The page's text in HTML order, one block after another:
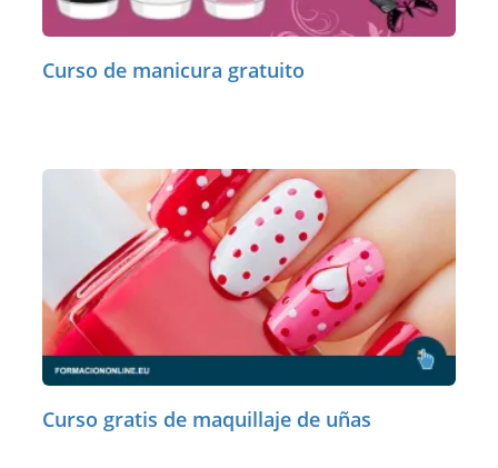
Curso de manicura gratuito
Curso gratis de maquillaje de uñas